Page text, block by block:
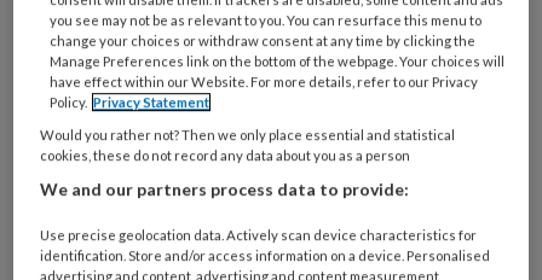
je
e-
mailadres?
* *
Kies
je
wachtwoord*
Kies
functie *
Bij
welke
you see may not be as relevant to you. You can resurface this menu to
change your choices or withdraw consent at any time by clicking the
Manage Preferences link on the bottom of the webpage. Your choices will
have effect within our Website. For more details, refer to our Privacy
Policy. Privacy Statement
Would you rather not? Then we only place essential and statistical
cookies, these do not record any data about you as a person
We and our partners process data to provide:
Use precise geolocation data. Actively scan device characteristics for
identification. Store and/or access information on a device. Personalised
advertising and content, advertising and content measurement,